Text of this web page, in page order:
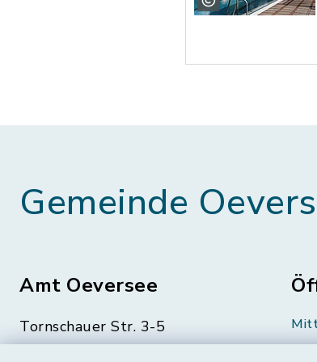
Gemeinde
Amt Oeversee
Tornschauer Str. 3-5
24963 Tarp